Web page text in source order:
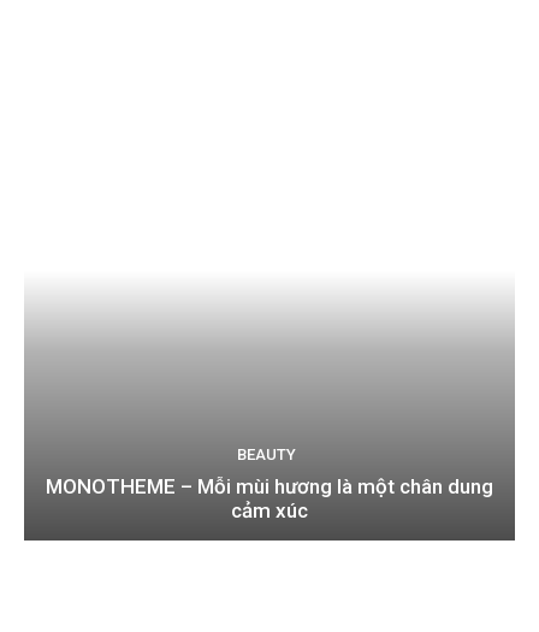
BEAUTY
MONOTHEME – Mỗi mùi hương là một chân dung
cảm xúc